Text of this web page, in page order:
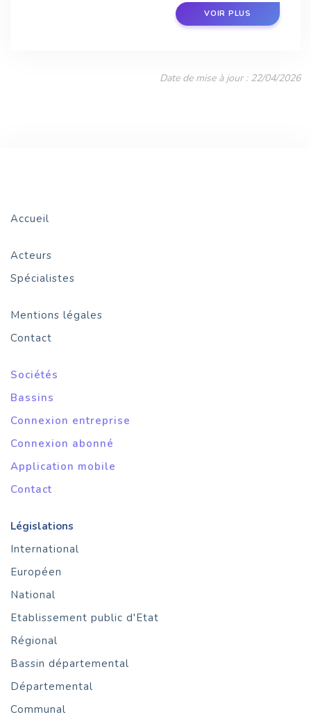
VOIR PLUS
Date de mise à jour : 22/04/2026
Accueil
Acteurs
Spécialistes
Mentions légales
Contact
Sociétés
Bassins
Connexion entreprise
Connexion abonné
Application mobile
Contact
Législations
International
Européen
National
Etablissement public d'Etat
Régional
Bassin départemental
Départemental
Communal